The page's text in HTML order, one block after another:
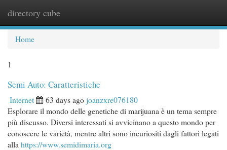
directory cube
Home
1
Semi Auto: Caratteristiche
Internet 63 days agojoanzxre076180
Esplorare il mondo delle genetiche di marijuana è un tema sempre
più discusso. Diversi interessati si avvicinano a questo mondo per
conoscere le varietà, mentre altri sono incuriositi dagli fattori legati
alla https://www.semidimaria.org